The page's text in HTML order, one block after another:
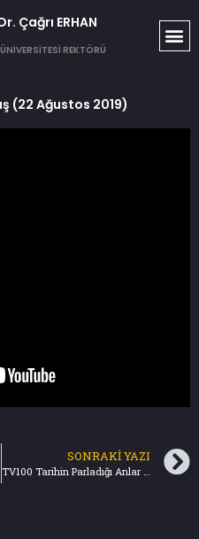
Çağrı ERHAN​
REKTÖRÜ
(22 Ağustos 2019)
SONRAKI YAZI
TV100 Tarihin Parladığı Anlar (24.08.2019)